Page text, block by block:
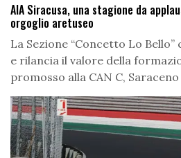
AIA Siracusa, una stagione da
orgoglio aretuseo
La Sezione “Concetto Lo
e rilancia il valore della
promosso alla CAN C, Saraceno